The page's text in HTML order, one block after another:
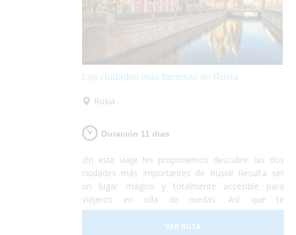
disfrutar.
Las ciudades más famosas de Rusia
Rusia
Duración 11 dias
¡En este viaje les proponemos descubrir las dos
ciudades más importantes de Rusia! Resulta ser
un lugar mágico y totalmente accesible para
viajeros en silla de ruedas. Así que te
recomendamos realizar este viaje de 11 días por
dos ciudades realmente hermosas. No lo dudes
VER RUTA